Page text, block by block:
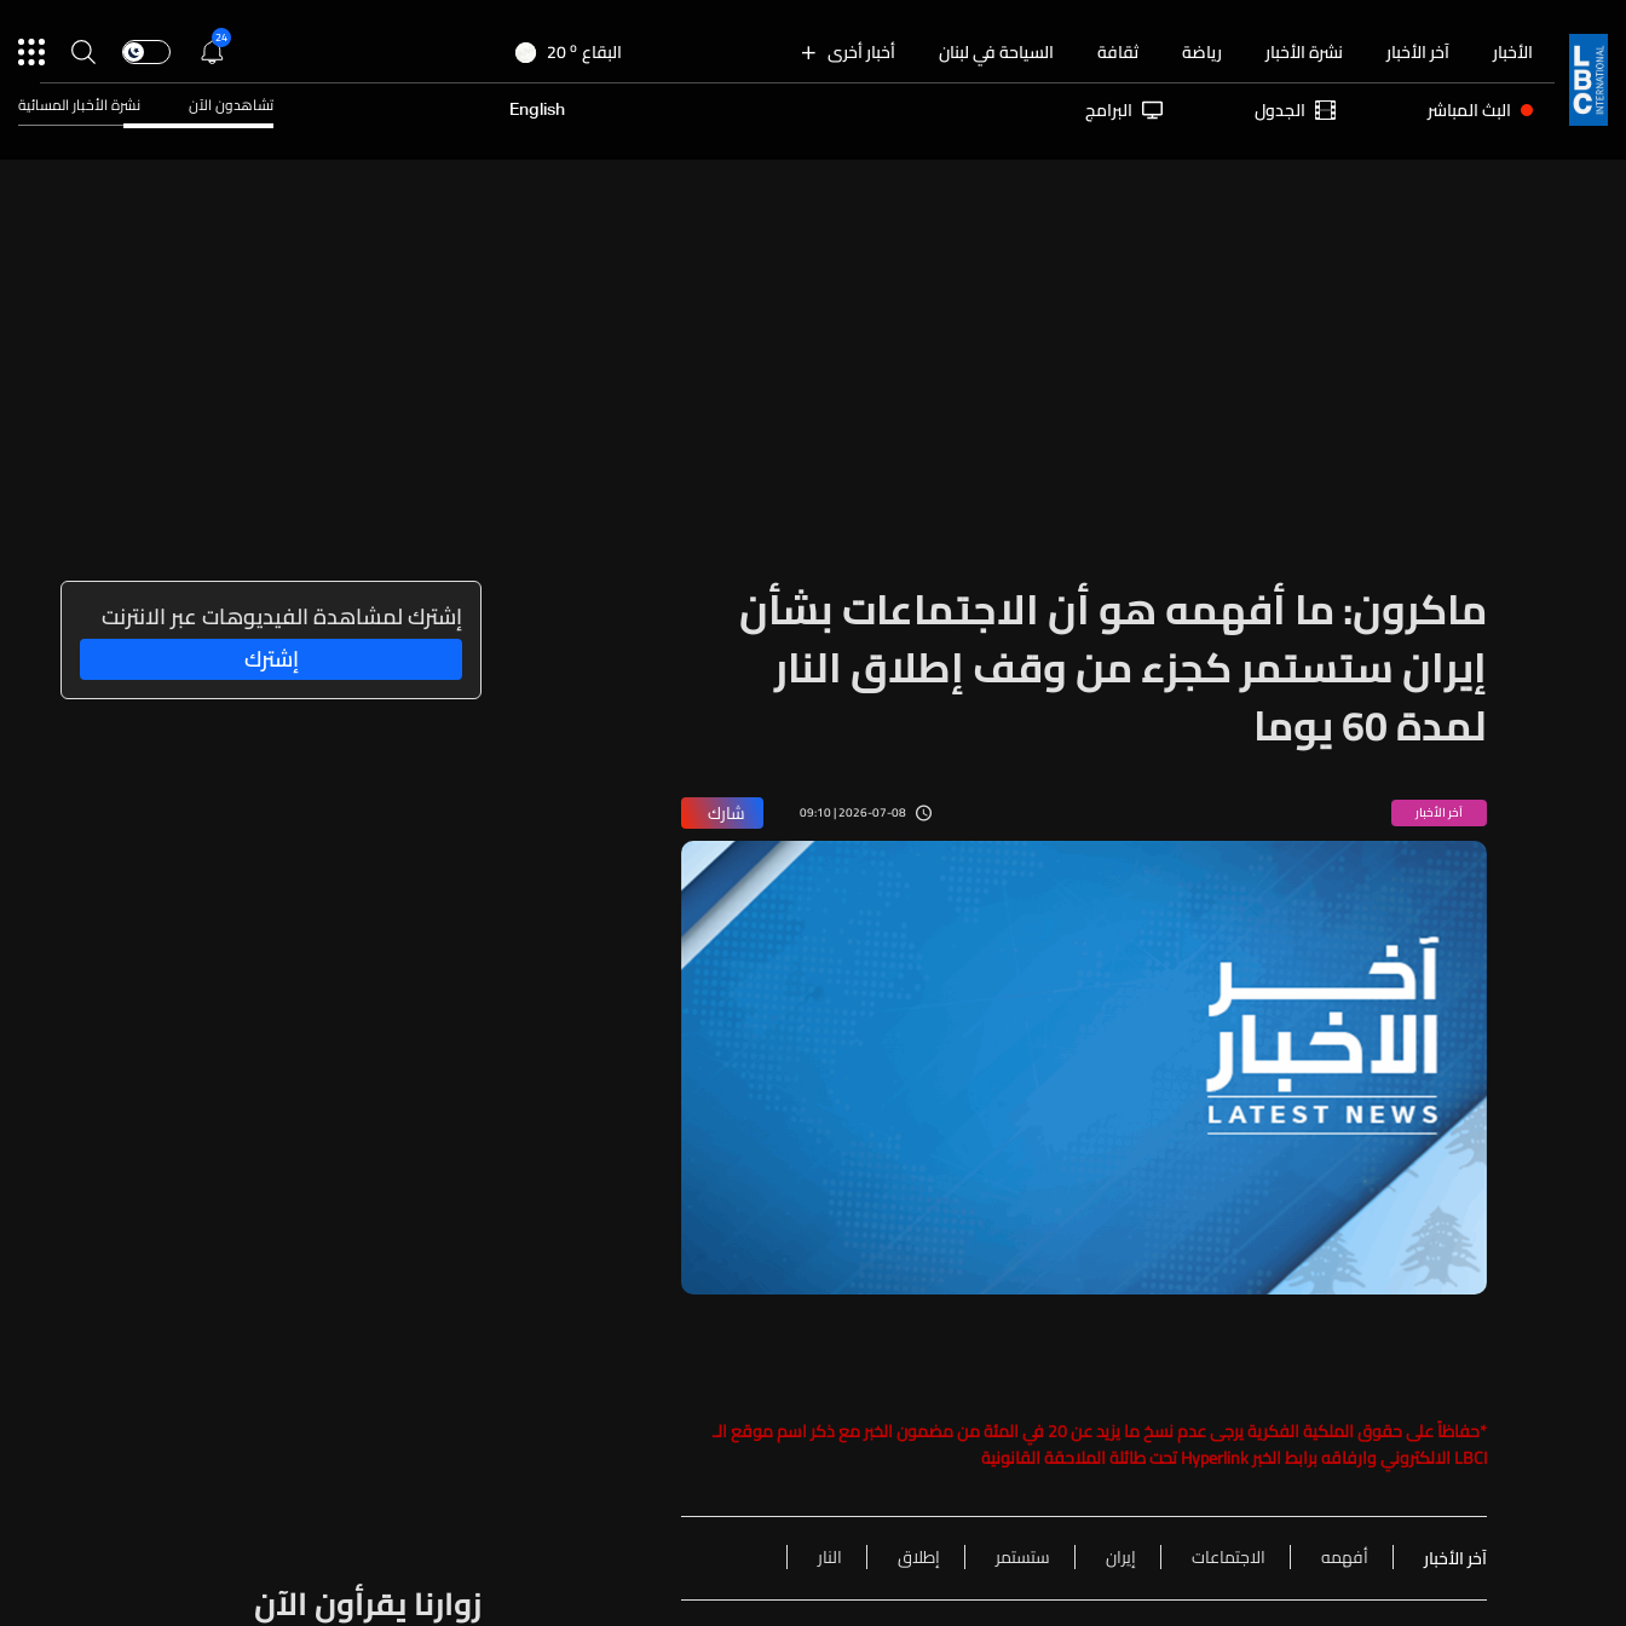
الأخبار آخر الأخبار نشرة الأخبار رياضة ثقافة السياحة في لبنان أخبار أخرى البقاع 20o
الجنوب 24o
25
24
البث المباشر الجدول البرامج English تشاهدون الآن نشرة الأخبار المسائية
ماكرون: ما أفهمه هو أن الاجتماعات بشأن
إيران ستستمر كجزء من وقف إطلاق النار
لمدة 60 يوما
آخر الأخبار 2026-07-08 | 09:10 شارك
*
حفاظاً على حقوق الملكية الفكرية يرجى عدم نسخ ما يزيد عن 20 في المئة من مضمون الخبر مع ذكر اسم موقع الـ
LBCI الالكتروني وارفاقه برابط الخبر Hyperlink تحت طائلة الملاحقة القانونية
آخر الأخبار أفهمه الاجتماعات إيران ستستمر إطلاق النار
إشترك لمشاهدة الفيديوهات عبر الانترنت
إشترك
زوارنا يقرأون الآن